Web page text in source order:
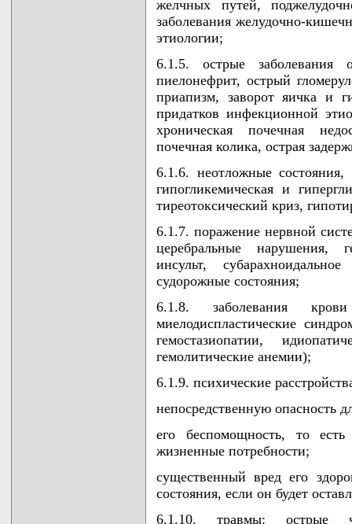
желчных путей,
заболевания желудочно-
этиологии;
6.1.5. острые заболевания
пиелонефрит, острый
приапизм, заворот яичка и
придатков инфекционной
хроническая почечная
почечная колика, острая
6.1.6. неотложные состояния,
гипогликемическая и
тиреотоксический криз,
6.1.7. поражение нервной
церебральные нарушения,
инсульт,
судорожные состояния;
6.1.8. заболевания
миелодиспластические
гемостазиопатии,
гемолитические анемии);
6.1.9. психические
непосредственную опасность
его беспомощность, то есть
жизненные потребности;
существенный вред его
состояния, если он будет
6.1.10. травмы: острые